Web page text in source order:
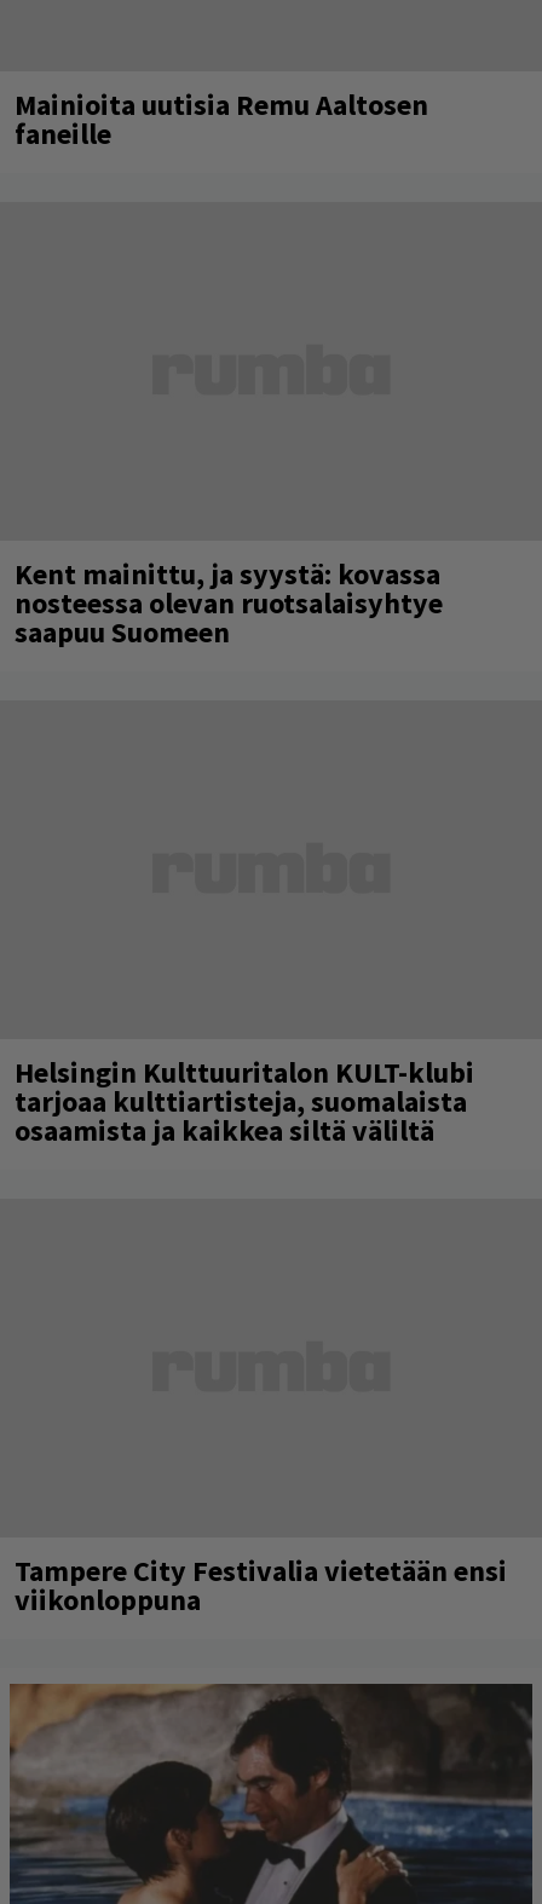
Mainioita uutisia Remu Aaltosen
faneille
Kent mainittu, ja syystä: kovassa
nosteessa olevan ruotsalaisyhtye
saapuu Suomeen
Helsingin Kulttuuritalon KULT-klubi
tarjoaa kulttiartisteja, suomalaista
osaamista ja kaikkea siltä väliltä
Tampere City Festivalia vietetään ensi
viikonloppuna